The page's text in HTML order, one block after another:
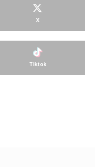
X
Tiktok